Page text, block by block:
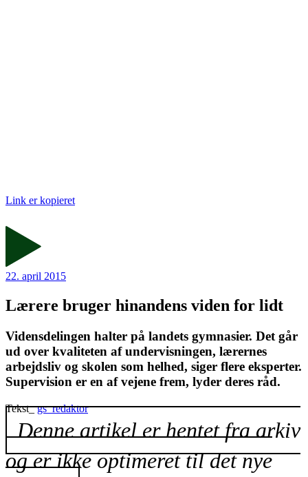
Link er kopieret
22. april 2015
Lærere bruger hinandens viden for lidt
Vidensdelingen halter på landets gymnasier. Det går
ud over kvaliteten af undervisningen, lærernes
arbejdsliv og skolen som helhed, siger flere eksperter.
Supervision er en af vejene frem, lyder deres råd.
Tekst_gs_redaktor
Denne artikel er hentet fra arkiv
og er ikke optimeret til det nye